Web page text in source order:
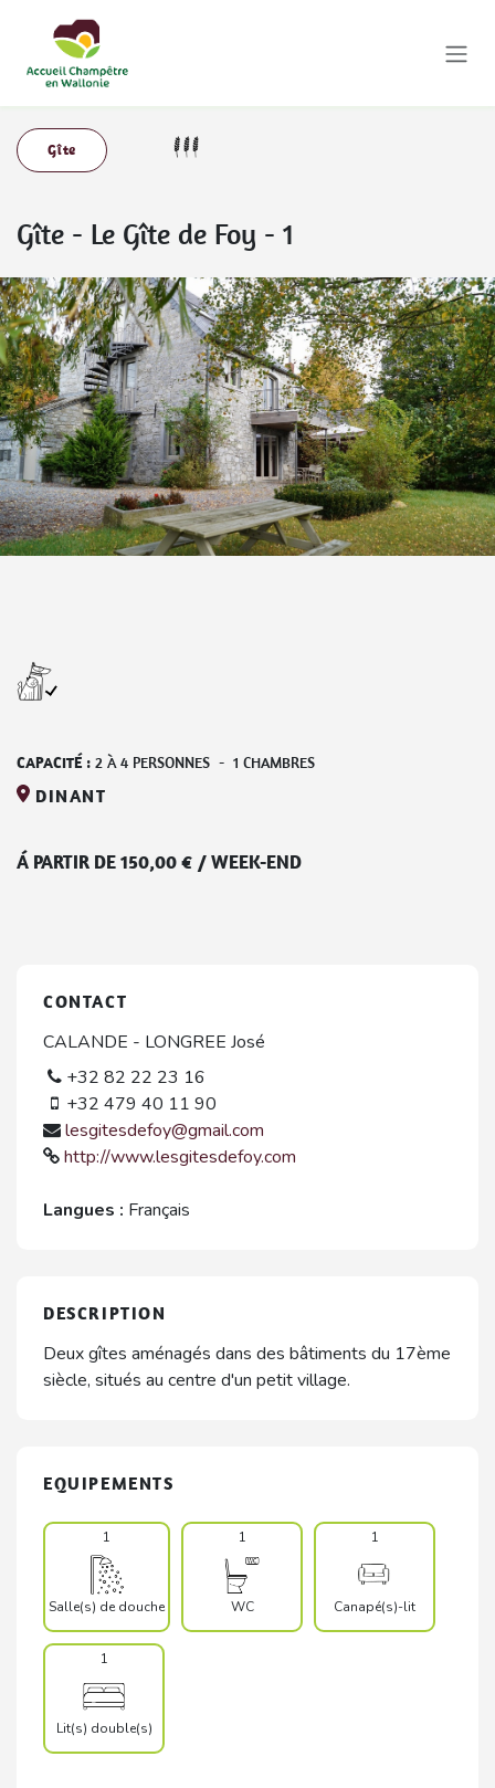
Gîte
Gîte - Le Gîte de Foy - 1
CAPACITÉ : 2 À 4 PERSONNES - 1 CHAMBRES
DINANT
Á PARTIR DE150,00€ /WEEK-END
CONTACT
CALANDE - LONGREE José
+32 82 22 23 16
+32 479 40 11 90
lesgitesdefoy@gmail.com
http://www.lesgitesdefoy.com
Langues : Français
DESCRIPTION
Deux gîtes aménagés dans des bâtiments du 17ème
siècle, situés au centre d'un petit village.
EQUIPEMENTS
1
Salle(s) de douche
1
WC
1
Canapé(s)-lit
1
Lit(s) double(s)